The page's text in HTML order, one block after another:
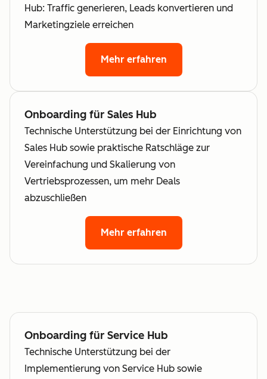
Hub: Traffic generieren, Leads konvertieren und
Marketingziele erreichen
Mehr erfahren
Onboarding für Sales Hub
Technische Unterstützung bei der Einrichtung von
Sales Hub sowie praktische Ratschläge zur
Vereinfachung und Skalierung von
Vertriebsprozessen, um mehr Deals
abzuschließen
Mehr erfahren
Onboarding für Service Hub
Technische Unterstützung bei der
Implementierung von Service Hub sowie